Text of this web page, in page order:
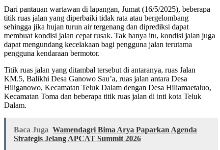
Dari pantauan wartawan di lapangan, Jumat (16/5/2025), beberapa
titik ruas jalan yang diperbaiki tidak rata atau bergelombang
sehingga jika hujan turun air tergenang dan diprediksi dapat
membuat kondisi jalan cepat rusak. Tak hanya itu, kondisi jalan juga
dapat mengundang kecelakaan bagi pengguna jalan terutama
pengguna kendaraan bermotor.
Titik ruas jalan yang ditambal tersebut di antaranya, ruas Jalan
KM.5, Balikhi Desa Ganowo Sau’a, ruas jalan antara Desa
Hiliganowo, Kecamatan Teluk Dalam dengan Desa Hiliamaetaluo,
Kecamatan Toma dan beberapa titik ruas jalan di inti kota Teluk
Dalam.
Baca Juga Wamendagri Bima Arya Paparkan Agenda
Strategis Jelang APCAT Summit 2026